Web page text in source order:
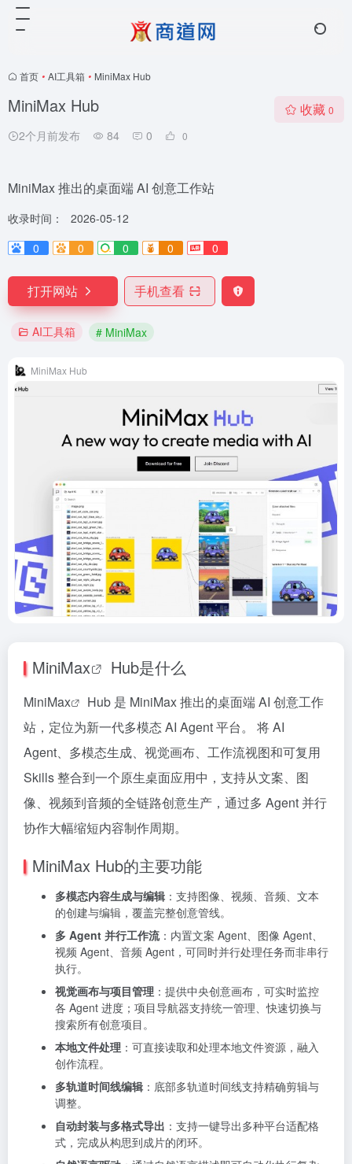
首页 • AI工具箱 • MiniMax Hub
MiniMax Hub
2个月前发布 84 0 0
收藏 0
MiniMax 推出的桌面端 AI 创意工作站
收录时间：
2026-05-12
0
0 0 0 0
打开网站 手机查看
AI工具箱 # MiniMax
MiniMax Hub
MiniMax Hub是什么
MiniMax
Hub 是 MiniMax 推出的桌面端 AI 创意工作
站，定位为新一代多模态 AI Agent 平台。 将 AI
Agent、多模态生成、视觉画布、工作流视图和可复用
Skills 整合到一个原生桌面应用中，支持从文案、图
像、视频到音频的全链路创意生产，通过多 Agent 并行
协作大幅缩短内容制作周期。
MiniMax Hub的主要功能
多模态内容生成与编辑 ：支持图像、视频、音频、文本
的创建与编辑，覆盖完整创意管线。
多 Agent 并行工作流：内置文案 Agent、图像 Agent、
视频 Agent、音频 Agent，可同时并行处理任务而非串行
执行。
视觉画布与项目管理 ：提供中央创意画布，可实时监控
各 Agent 进度；项目导航器支持统一管理、快速切换与
搜索所有创意项目。
本地文件处理 ：可直接读取和处理本地文件资源，融入
创作流程。
多轨道时间线编辑 ：底部多轨道时间线支持精确剪辑与
调整。
自动封装与多格式导出 ：支持一键导出多种平台适配格
式，完成从构思到成片的闭环。